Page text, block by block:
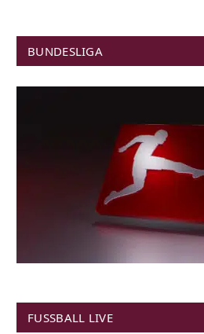
BUNDESLIGA
FUSSBALL LIVE